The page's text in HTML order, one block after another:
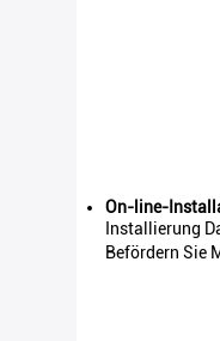
On-line-
Installierung
Befördern Sie